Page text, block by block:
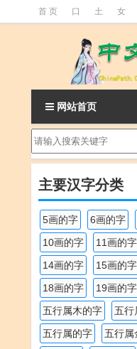
首 页 口 土 女
魚
网站首页
主要汉字分类
5画的字 6画的字
10画的字
11画的字
14画的字
15画的字
18画的字
19画的字
五行属木的字
五行
五行属的字
五行属